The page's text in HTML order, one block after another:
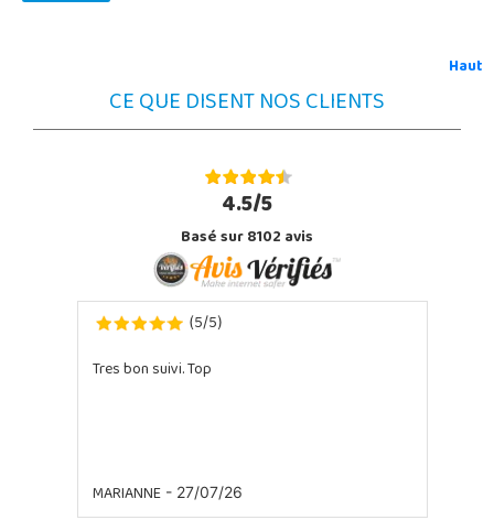
Haut
CE QUE DISENT NOS CLIENTS
4.5/5
Basé sur 8102 avis
(5/5)
Tres bon suivi. Top
MARIANNE- 27/07/26